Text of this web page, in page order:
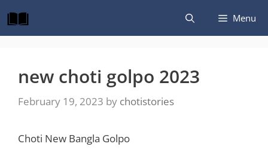
to
content
Menu
new choti golpo 2023
February 19, 2023 by chotistories
Choti New Bangla Golpo